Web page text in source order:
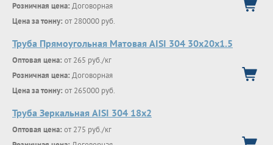
Розничная цена: Договорная
Цена за тонну: от 280000 руб.
Труба Прямоугольная Матовая AISI 304 30х20х1.5
Оптовая цена: от 265 руб./кг
Розничная цена: Договорная
Цена за тонну: от 265000 руб.
Труба Зеркальная AISI 304 18х2
Оптовая цена: от 275 руб./кг